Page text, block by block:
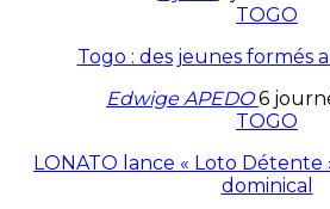
TOGO
Togo : des jeunes formés
Edwige APEDO6
TOGO
LONATO lance « Loto
dominical